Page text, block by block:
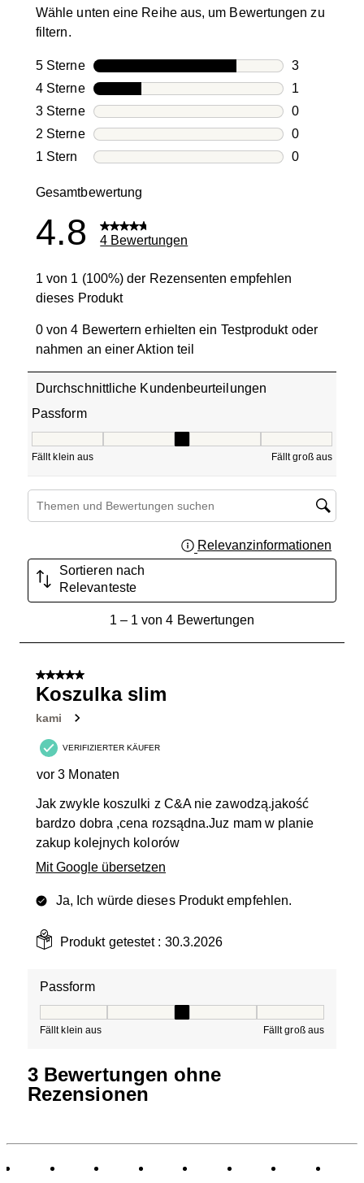
Wähle unten eine Reihe aus, um Bewertungen zu
filtern.
5 SterneSterne
3
3
4 SterneSterne
1
1
3 SterneSterne
0
0
2 SterneSterne
0
0
1 Stern Sterne
0
Gesamtbewertung
4.8 4 Bewertungen
1 von 1 (100%) der Rezensenten empfehlen
dieses Produkt
0 von 4 Bewertern erhielten ein Testprodukt oder
nahmen an einer Aktion teil
Durchschnittliche Kundenbeurteilungen
Passform
Fällt klein aus Fällt groß aus
Suchthemen und Bewertungen Suchregion
Relevanzinformationen
Sortieren nach
Relevanteste
von
Bewertungen.
1– 1 von 4 Bewertungen
5 von 5 Sternen.
Koszulka slim
kami
VERIFIZIERTER KÄUFER
vor 3 Monaten
Jak zwykle koszulki z C&A nie zawodzą.jakość
bardzo dobra ,cena rozsądna.Juz mam w planie
zakup kolejnych kolorów
Mit Google übersetzen
Ja, Ich würde dieses Produkt empfehlen.
Produkt getestet : 30.3.2026
Passform
Fällt klein aus Fällt groß aus
3 Bewertungen ohne
Rezensionen